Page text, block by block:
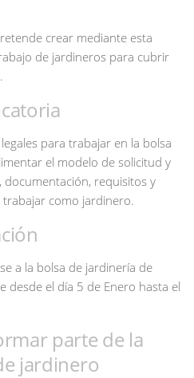
crear mediante esta
de jardineros para cubrir
legales para trabajar en la bolsa
el modelo de solicitud y
requisitos y
como jardinero.
a la bolsa de jardinería de
desde el día 5 de Enero hasta el
parte de la
jardinero